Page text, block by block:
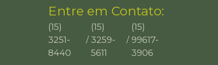
Entre em Contato:
(15)
3251-
8440
/
(15)
3259-
5611
/
(15)
99617-
3906